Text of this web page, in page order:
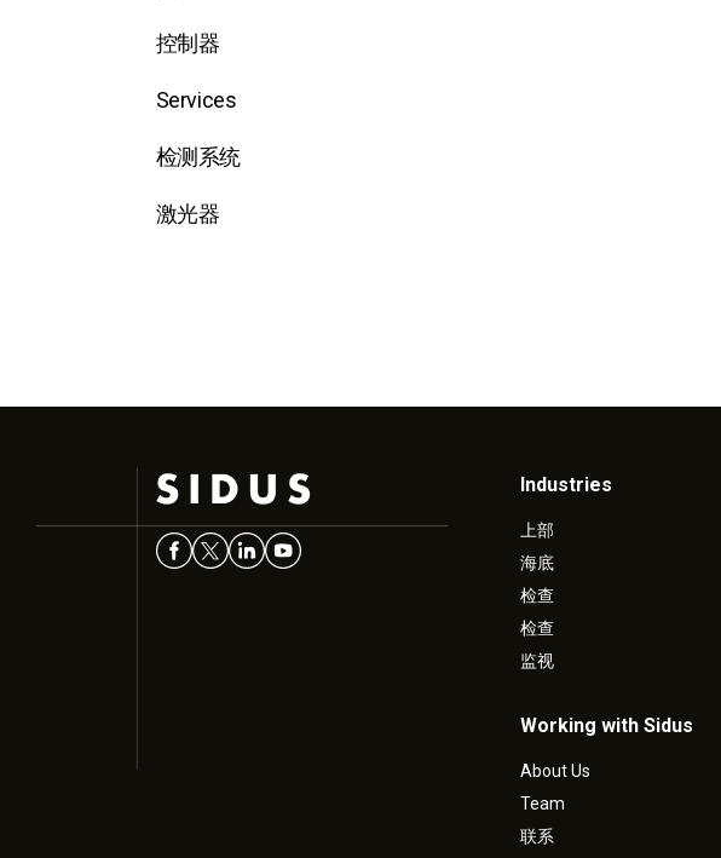
控制器
Services
检测系统
激光器
Industries
上部
海底
检查
检查
监视
Working with Sidus
About Us
Team
联系